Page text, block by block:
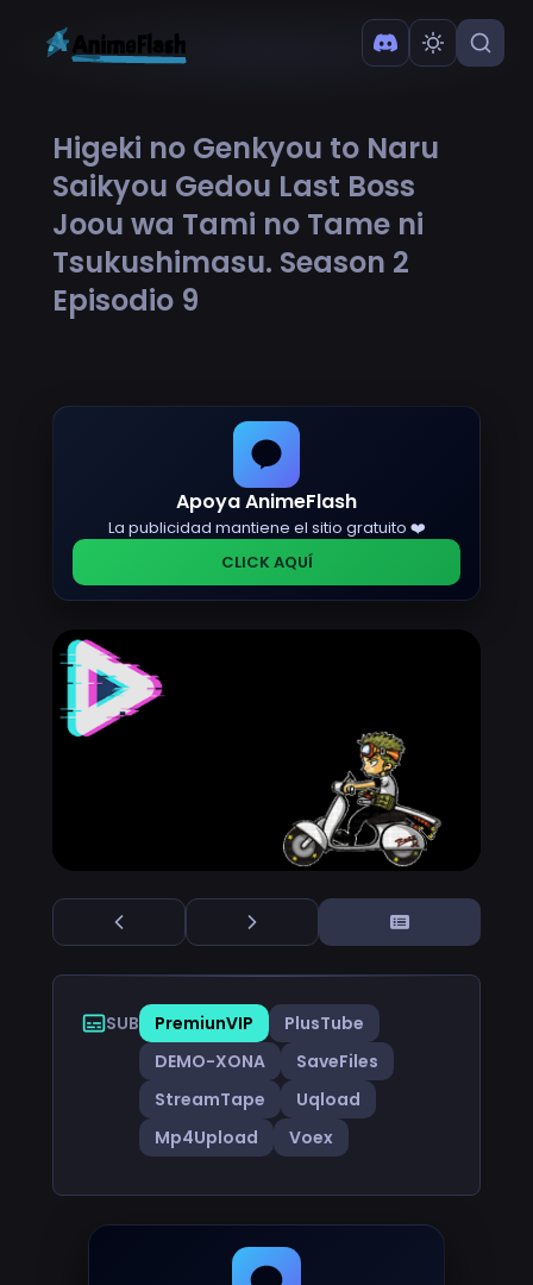
Higeki no Genkyou to Naru
Saikyou Gedou Last Boss
Joou wa Tami no Tame ni
Tsukushimasu. Season 2
Episodio 9
Apoya AnimeFlash
La publicidad mantiene el sitio gratuito ❤️
CLICK AQUÍ
SUB PremiunVIP
PlusTube
DEMO-XONA
SaveFiles
StreamTape
Uqload
Mp4Upload
Voex